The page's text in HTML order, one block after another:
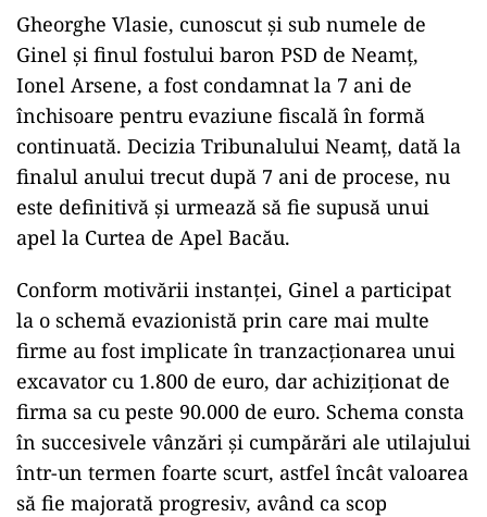
Gheorghe Vlasie, cunoscut și sub numele de
Ginel și finul fostului baron PSD de Neamț,
Ionel Arsene, a fost condamnat la 7 ani de
închisoare pentru evaziune fiscală în formă
continuată. Decizia Tribunalului Neamț, dată la
finalul anului trecut după 7 ani de procese, nu
este definitivă și urmează să fie supusă unui
apel la Curtea de Apel Bacău.
Conform motivării instanței, Ginel a participat
la o schemă evazionistă prin care mai multe
firme au fost implicate în tranzacționarea unui
excavator cu 1.800 de euro, dar achiziționat de
firma sa cu peste 90.000 de euro. Schema consta
în succesivele vânzări și cumpărări ale utilajului
într-un termen foarte scurt, astfel încât valoarea
să fie majorată progresiv, având ca scop